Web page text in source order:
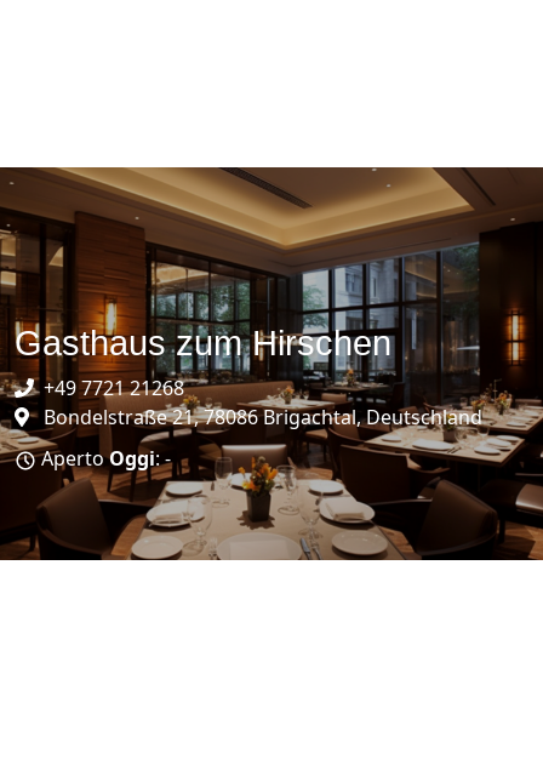
Gasthaus zum Hirschen
+49 7721 21268
Bondelstraße 21, 78086 Brigachtal, Deutschland
ApertoOggi: -